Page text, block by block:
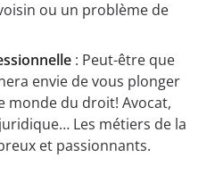
ou un problème de
: Peut-être que
envie de vous plonger
monde du droit! Avocat,
Les métiers de la
et passionnants.